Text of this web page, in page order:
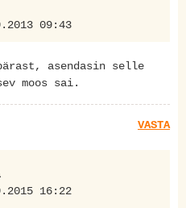
09:43
asendasin selle
moos sai.
VASTA
16:22